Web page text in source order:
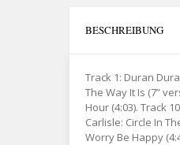
BESCHREIBUNG
Track 1: Duran
The Way It Is (7”
Hour (4:03). Track
Carlisle: Circle In
Worry Be Happy